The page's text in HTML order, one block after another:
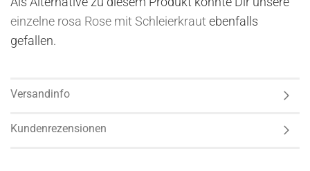
einzelne rosa Rose mit Schleierkraut ebenfalls
gefallen.
Versandinfo
Kundenrezensionen